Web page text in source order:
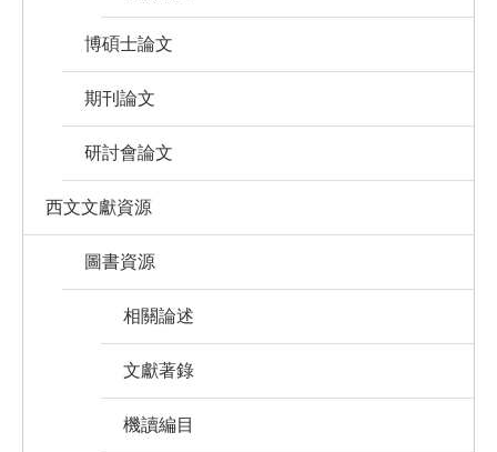
博碩士論文
期刊論文
研討會論文
西文文獻資源
圖書資源
相關論述
文獻著錄
機讀編目